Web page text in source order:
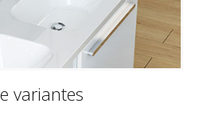
variantes